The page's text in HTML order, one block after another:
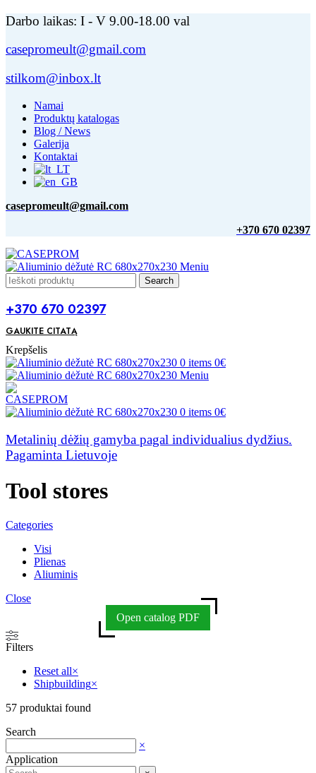
Darbo laikas: I - V 9.00-18.00 val
casepromeult@gmail.com
stilkom@inbox.lt
Namai
Produktų katalogas
Blog / News
Galerija
Kontaktai
casepromeult@gmail.com
+370 670 02397
Meniu
Search
+370 670 02397
GAUKITE CITATĄ
Krepšelis
0 items 0€
Meniu
0 items 0€
Metalinių dėžių gamyba pagal individualius dydžius.
Pagaminta Lietuvoje
Tool stores
Categories
Visi
Plienas
Aliuminis
Close
Open catalog PDF
Filters
Reset all×
Shipbuilding×
57 produktai found
Search
×
Application